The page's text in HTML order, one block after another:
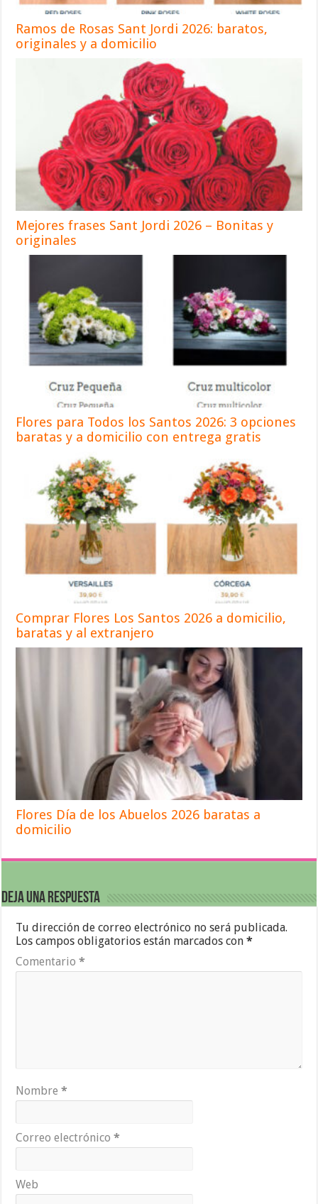
Ramos de Rosas Sant Jordi 2026: baratos,
originales y a domicilio
Mejores frases Sant Jordi 2026 – Bonitas y
originales
Flores para Todos los Santos 2026: 3 opciones
baratas y a domicilio con entrega gratis
Comprar Flores Los Santos 2026 a domicilio,
baratas y al extranjero
Flores Día de los Abuelos 2026 baratas a
domicilio
Deja una respuesta
Tu dirección de correo electrónico no será publicada.
Los campos obligatorios están marcados con*
Comentario*
Nombre*
Correo electrónico*
Web